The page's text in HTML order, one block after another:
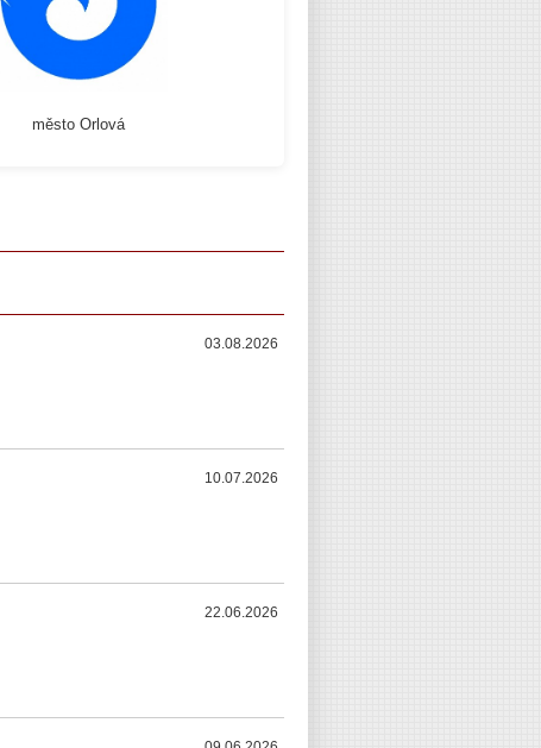
město Orlová
03.08.2026
10.07.2026
22.06.2026